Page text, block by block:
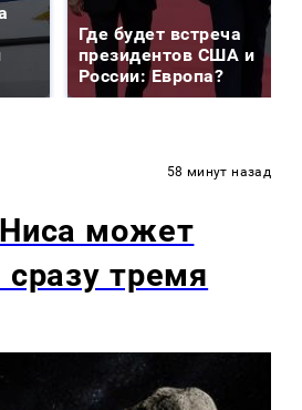
Где будет встреча
президентов США и
России: Европа?
58 минут назад
может
сразу тремя